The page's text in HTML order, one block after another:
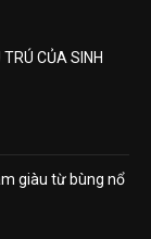
TRÚ CỦA SINH
giàu từ bùng nổ